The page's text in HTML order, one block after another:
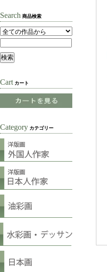
Search 商品検索
Cart カート
Category カテゴリー